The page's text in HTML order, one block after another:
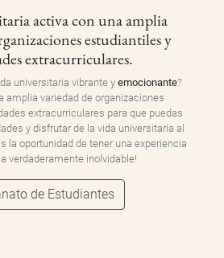
activa con una amplia
estudiantiles y
extracurriculares.
universitaria vibrante y emocionante?
amplia variedad de organizaciones
extracurriculares para que puedas
y disfrutar de la vida universitaria al
la oportunidad de tener una experiencia
verdaderamente inolvidable!
de Estudiantes